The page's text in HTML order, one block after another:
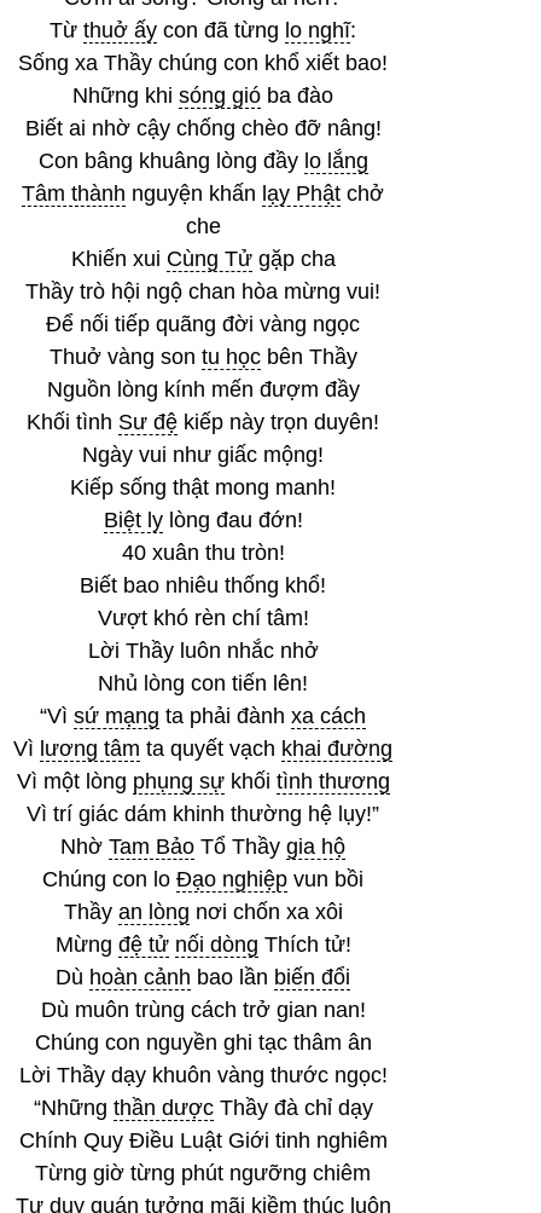
Từ thuở ấy con đã từng lo nghĩ:
Sống xa Thầy chúng con khổ xiết bao!
Những khi sóng gió ba đào
Biết ai nhờ cậy chống chèo đỡ nâng!
Con bâng khuâng lòng đầy lo lắng
Tâm thành nguyện khấn lạy Phật chở
che
Khiến xui Cùng Tửgặp cha
Thầy trò hội ngộ chan hòa mừng vui!
Để nối tiếp quãng đời vàng ngọc
Thuở vàng son tu họcbên Thầy
Nguồn lòng kính mến đượm đầy
Khối tình Sư đệ kiếp này trọn duyên!
Ngày vui như giấc mộng!
Kiếp sống thật mong manh!
Biệt lylòng đau đớn!
40 xuân thu tròn!
Biết bao nhiêu thống khổ!
Vượt khó rèn chí tâm!
Lời Thầy luôn nhắc nhở
Nhủ lòng con tiến lên!
“Vì sứ mạng ta phải đành xa cách
Vì lương tâm ta quyết vạch khai đường
Vì một lòng phụng sựkhối tình thương
Vì trí giác dám khinh thường hệ lụy!”
Nhờ Tam Bảo Tổ Thầy gia hộ
Chúng con lo Đạo nghiệp vun bồi
Thầy an lòng nơi chốn xa xôi
Mừng đệ tử nối dòng Thích tử!
Dù hoàn cảnh bao lần biến đổi
Dù muôn trùng cách trở gian nan!
Chúng con nguyền ghi tạc thâm ân
Lời Thầy dạy khuôn vàng thước ngọc!
“Những thần dượcThầy đà chỉ dạy
Chính Quy Điều Luật Giới tinh nghiêm
Từng giờ từng phút ngưỡng chiêm
Tư duy quán tưởng mãi kiềm thúc luôn